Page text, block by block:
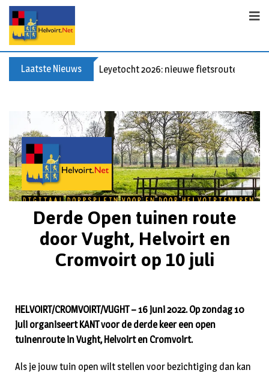
Laatste Nieuws 60+ en nog zin om te voetballen? Kom
Derde Open tuinen route
door Vught, Helvoirt en
Cromvoirt op 10 juli
HELVOIRT/CROMVOIRT/VUGHT – 16 juni 2022. Op zondag 10
juli organiseert KANT voor de derde keer een open
tuinenroute in Vught, Helvoirt en Cromvoirt.
Als je jouw tuin open wilt stellen voor bezichtiging dan kan